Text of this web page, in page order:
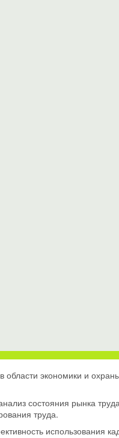
области экономики и
состояния рынка
труда.
использования